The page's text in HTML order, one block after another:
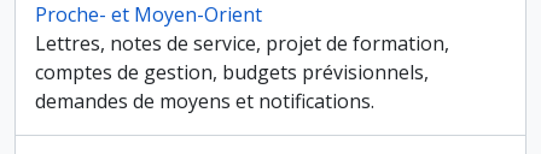
Proche- et Moyen-Orient
Lettres, notes de service, projet de formation,
comptes de gestion, budgets prévisionnels,
demandes de moyens et notifications.